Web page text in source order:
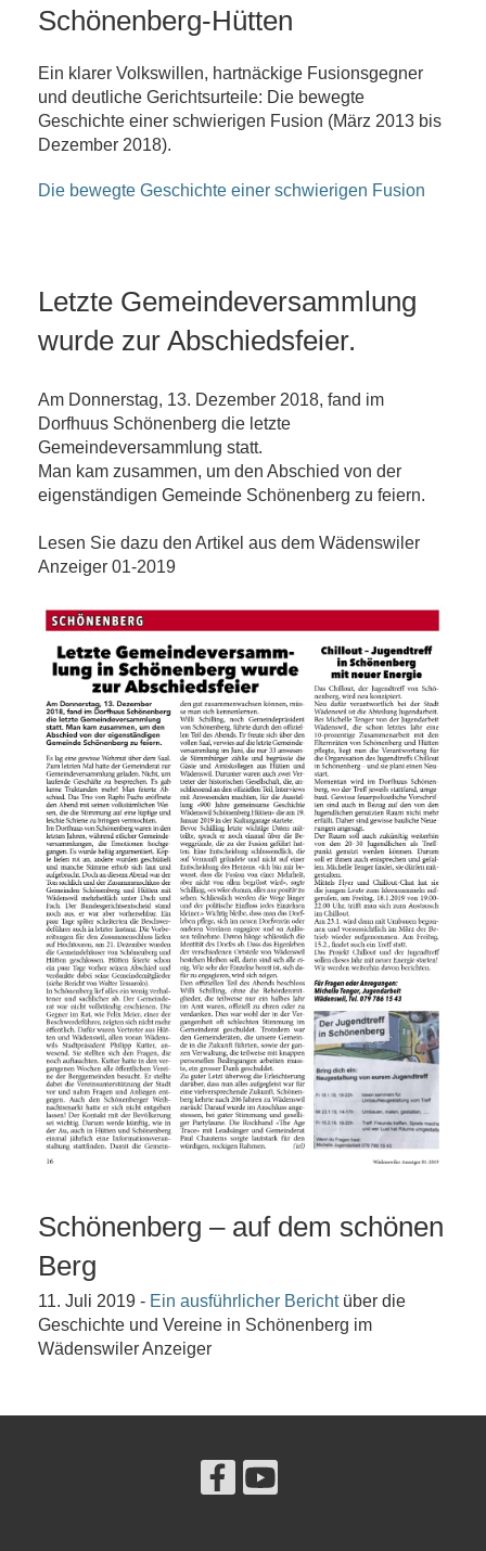
Schönenberg-Hütten
Ein klarer Volkswillen, hartnäckige Fusionsgegner
und deutliche Gerichtsurteile: Die bewegte
Geschichte einer schwierigen Fusion (März 2013 bis
Dezember 2018).
Die bewegte Geschichte einer schwierigen Fusion
Letzte Gemeindeversammlung
wurde zur Abschiedsfeier.
Am Donnerstag, 13. Dezember 2018, fand im
Dorfhuus Schönenberg die letzte
Gemeindeversammlung statt.
Man kam zusammen, um den Abschied von der
eigenständigen Gemeinde Schönenberg zu feiern.
Lesen Sie dazu den Artikel aus dem Wädenswiler
Anzeiger 01-2019
Schönenberg – auf dem schönen
Berg
11. Juli 2019 - Ein ausführlicher Berichtüber die
Geschichte und Vereine in Schönenberg im
Wädenswiler Anzeiger